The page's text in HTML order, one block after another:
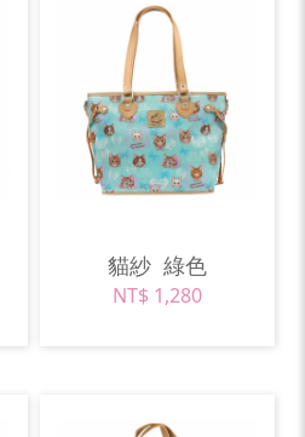
貓紗 綠色
NT$ 1,280